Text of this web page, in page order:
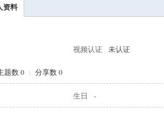
资料
视频认证 未认证
题数 0 | 分享数 0
生日 -